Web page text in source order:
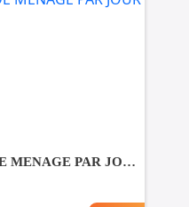
OFFRE FEMME DE MENAGE PAR JOUR A khaznadar